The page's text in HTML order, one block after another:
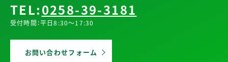
TEL:0258-39-3181
受付時間：平日8:30～17:30
お問い合わせフォーム